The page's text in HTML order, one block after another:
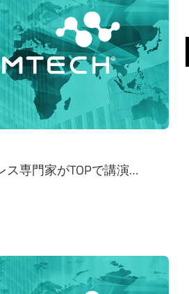
ス専門家がTOPで講演…